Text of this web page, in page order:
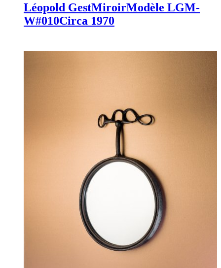
Léopold GestMiroirModèle LGM-
W#010Circa 1970